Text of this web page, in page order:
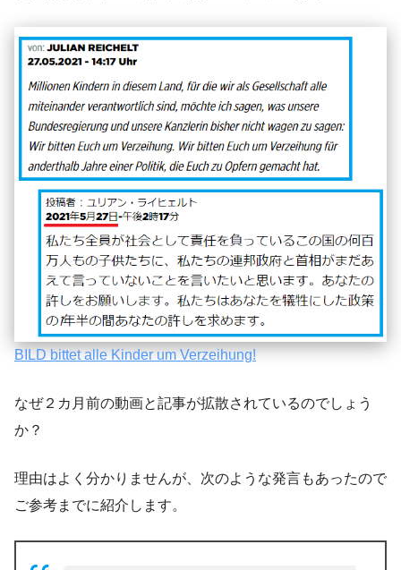
BILD bittet alle Kinder um Verzeihung!
なぜ２カ月前の動画と記事が拡散されているのでしょう
か？
理由はよく分かりませんが、次のような発言もあったので
ご参考までに紹介します。